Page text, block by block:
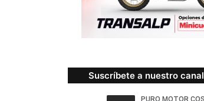
Suscríbete a nuestro canal